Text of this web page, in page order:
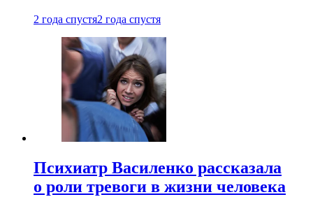
2 года спустя2 года спустя
Психиатр Василенко рассказала
о роли тревоги в жизни человека